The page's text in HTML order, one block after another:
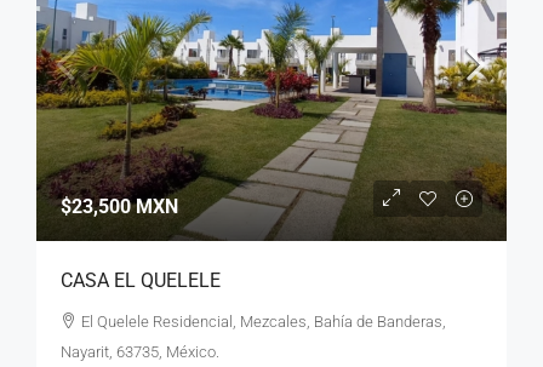
$23,500 MXN
CASA EL QUELELE
El Quelele Residencial, Mezcales, Bahía de Banderas,
Nayarit, 63735, México.